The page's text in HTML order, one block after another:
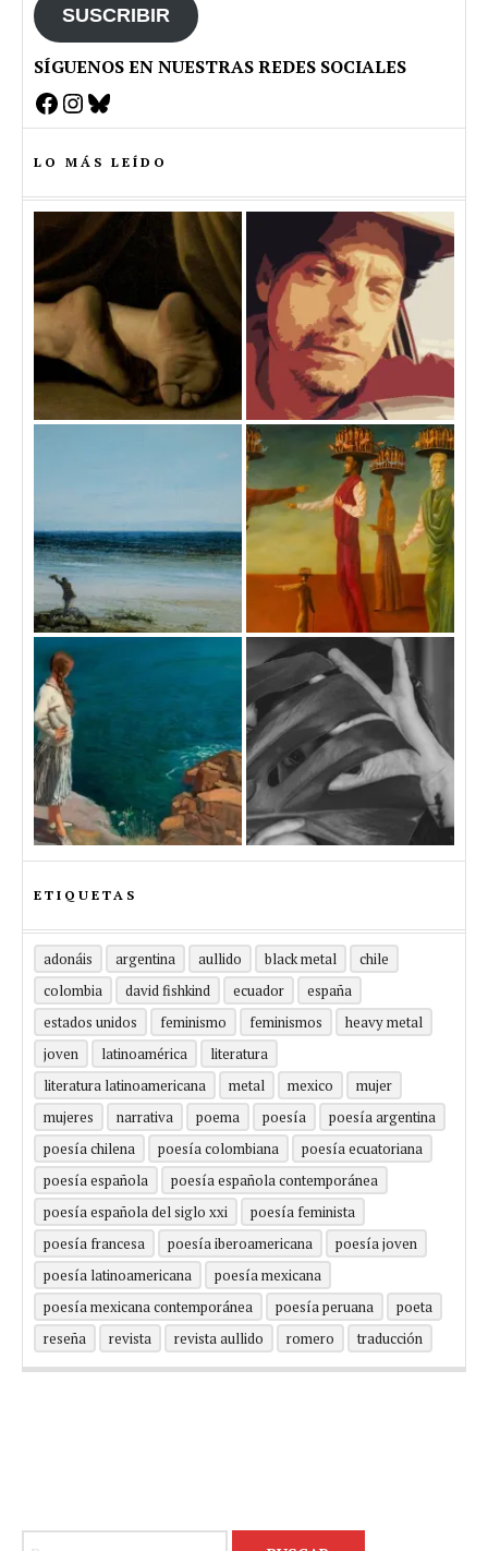
SUSCRIBIR
SÍGUENOS EN NUESTRAS REDES SOCIALES
Facebook
Instagram
Bluesky
LO MÁS LEÍDO
ETIQUETAS
adonáis argentina aullido black metal
chile
colombia
david fishkind ecuador
españa
estados unidos
feminismo feminismos
heavy metal
joven
latinoamérica
literatura
literatura latinoamericana
metal mexico
mujer
mujeres
narrativa poema poesía
poesía argentina
poesía chilena
poesía colombiana
poesía ecuatoriana
poesía española
poesía española contemporánea
poesía española del siglo xxi
poesía feminista
poesía francesa
poesía iberoamericana
poesía joven
poesía latinoamericana
poesía mexicana
poesía mexicana contemporánea
poesía peruana
poeta
reseña
revista revista aullido romero traducción